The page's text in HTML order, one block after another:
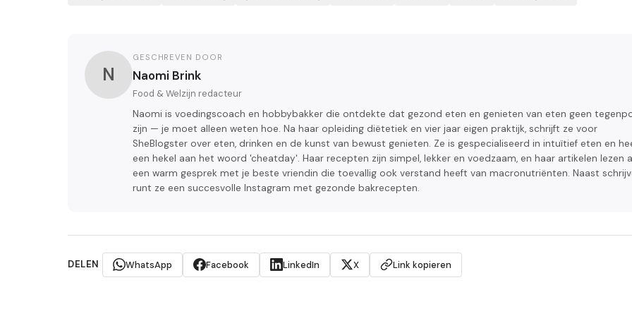
N
GESCHREVEN DOOR
Naomi Brink
Food & Welzijn redacteur
Naomi is voedingscoach en hobbybakker die ontdekte dat gezond eten en genieten van eten geen
zijn — je moet alleen weten hoe. Na haar opleiding diëtetiek en vier jaar eigen praktijk, schrijft ze voor
SheBlogster over eten, drinken en de kunst van bewust genieten. Ze is gespecialiseerd in intuïtief eten en
een hekel aan het woord 'cheatday'. Haar recepten zijn simpel, lekker en voedzaam, en haar artikelen lezen
een warm gesprek met je beste vriendin die toevallig ook verstand heeft van macronutriënten. Naast
runt ze een succesvolle Instagram met gezonde bakrecepten.
DELEN WhatsApp Facebook LinkedIn X Link kopieren